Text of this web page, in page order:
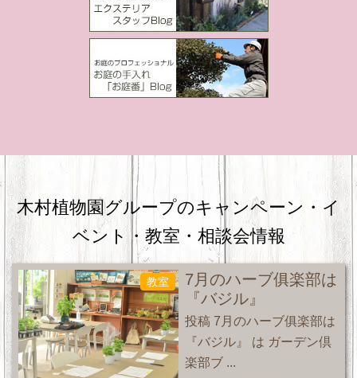
木村植物園グループのキャンペーン・ イ
ベント・教室・相談会情報
教室
7月のハーブ俱楽部は
『バジル』
投稿 7月のハーブ俱楽部は
『バジル』 は ガーデン倶
楽部ブ ...